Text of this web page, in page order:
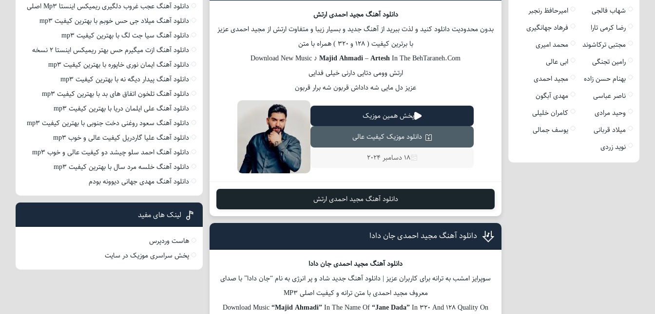
دانلود آهنگ مجید احمدی‌ ارتش
بدون محدودیت دانلود کنید و لذت ببرید از آهنگ جدید و بسیار زیبا و متفاوت ارتش از مجید احمدی‌ عزیز
با برترین کیفیت ( 128 و 320 ) همراه با متن
Download New Music ♪Majid Ahmadi–ArteshIn The BehTaraneh.Com
ارتش وومی دتایی دارنی خیلی فدایی
عزیز دل مایی شه داداش قربون شه برار قربون
پخش همین موزیک
دانلود موزیک کیفیت عالی
18 دسامبر 2024
دانلود آهنگ مجید احمدی‌ ارتش
دانلود آهنگ مجید احمدی جان دادا
دانلود آهنگ مجید احمدی جان دادا
سوپرایز امشب به ترانه برای کاربران عزیز | دانلود آهنگ جدید شاد و پر انرژی به نام “جان دادا” با صدای
معروف مجید احمدی با متن ترانه و کیفیت اصلی MP3
Download Music“Majid Ahmadi”In The Name Of“Jane Dada”In 320 And 128 Quality On
شهاب فالجی
امیرحافظ رنجبر
رضا کرمی تارا
فرهاد جهانگیری
مجتبی ترکاشوند
محمد امیری
رامین تجنگی
ابی عالی
بهنام حسن زاده
مجید احمدی
ناصر عباسی
مهدی آبگون
وحید مرادی
کامران خلیلی
میلاد قربانی
یوسف جمالی
نوید زردی
دانلود آهنگ عجب غروب دلگیری ریمیکس اینستا Mp3 اصلی
دانلود آهنگ میلاد جی حس خوبم با بهترین کیفیت mp3
دانلود آهنگ سیا جت لگ با بهترین کیفیت mp3
دانلود آهنگ ازت میگیرم حس بهتر ریمیکس اینستا 2 نسخه
دانلود آهنگ ایمان نوری خاپوره با بهترین کیفیت mp3
دانلود آهنگ پیدار دیگه نه با بهترین کیفیت mp3
دانلود آهنگ تلخون اتفاق های بد با بهترین کیفیت mp3
دانلود آهنگ علی ایلمان دریا با بهترین کیفیت mp3
دانلود آهنگ سعود روغنی دخت جنوبی با بهترین کیفیت mp3
دانلود آهنگ علیا گاردریل کیفیت عالی و خوب mp3
دانلود آهنگ احمد سلو چیشد دو کیفیت عالی و خوب mp3
دانلود آهنگ خلسه مرد سال با بهترین کیفیت mp3
دانلود آهنگ مهدی جهانی دیوونه بودم
لینک های مفید
هاست وردپرس
پخش سراسری موزیک در سایت